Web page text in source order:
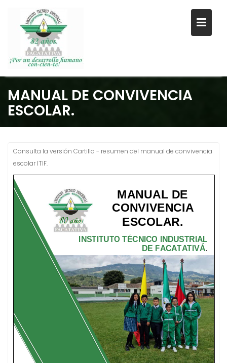
contenido
MANUAL DE CONVIVENCIA
ESCOLAR.
Consulta la versión Cartilla - resumen del manual de convivencia
escolar ITIF.